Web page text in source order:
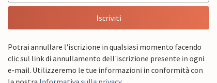
Iscriviti
Potrai annullare l'iscrizione in qualsiasi momento facendo
clic sul link di annullamento dell'iscrizione presente in ogni
e-mail. Utilizzeremo le tue informazioni in conformità con